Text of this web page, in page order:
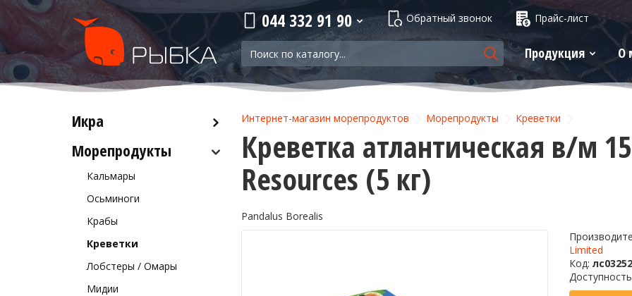
044 332 91 90 Обратный звонок Прайс-лист
Продукция О
Икра
Красная икра
Морепродукты
Кальмары
Осьминоги
Крабы
Креветки
Лобстеры / Омары
Мидии
Интернет-магазин морепродуктов Морепродукты Креветки
Креветка атлантическая в/м
Resources (5 кг)
Pandalus Borealis
Limited
Код: лс03252